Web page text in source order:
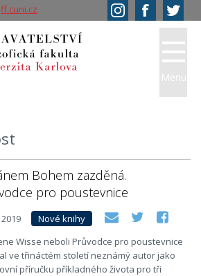
Bohem zazděná.
pro poustevnice
Nové knihy
Wisse neboli Průvodce pro poustevnice
ve třináctém století neznámý autor jako
příručku příkladného života pro tři
Menu
ff.cuni.cz